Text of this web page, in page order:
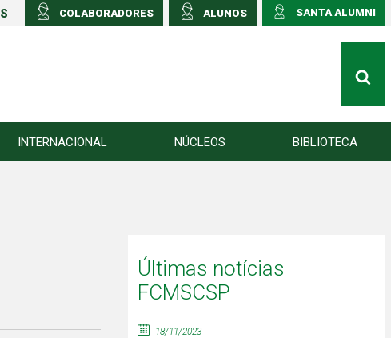
SANTA ALUMNI
ALUNOS
COLABORADORES
INTERNACIONAL NÚCLEOS BIBLIOTECA
Últimas notícias
FCMSCSP
18/11/2023